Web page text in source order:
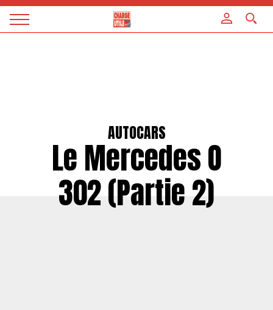
Magazine
AUTOCARS
Le Mercedes O
302 (Partie 2)
Panneau de gestion des cookies